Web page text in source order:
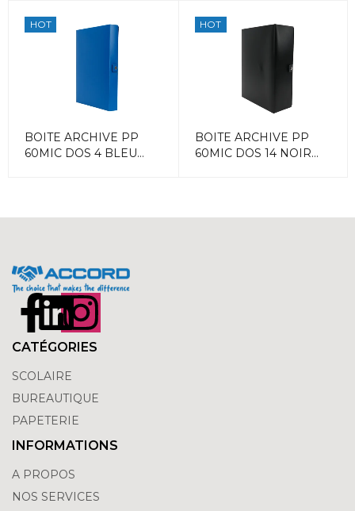
HOT
BOITE ARCHIVE PP
60MIC DOS 4 BLEU
HOT
BOITE ARCHIVE PP
60MIC DOS 14 NOIR
CATÉGORIES
SCOLAIRE
BUREAUTIQUE
PAPETERIE
INFORMATIONS
A PROPOS
NOS SERVICES